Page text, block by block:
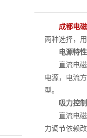
成都电
两种选择，
电源特
直流电磁吸
电源，电流
型。
吸力控制
直流电磁吸
力调节依赖